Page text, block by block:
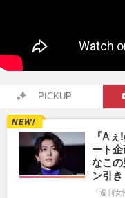
PICKUP
『A
ート
なこ
ン引き
『週刊